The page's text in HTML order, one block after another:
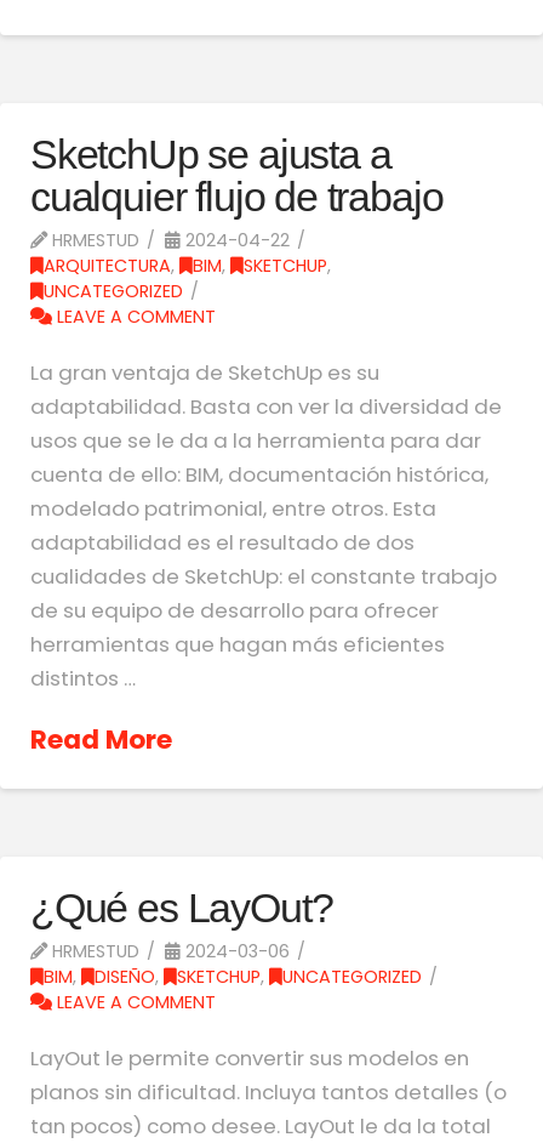
SketchUp se ajusta a
cualquier flujo de trabajo
HRMESTUD
2024-04-22
ARQUITECTURA, BIM, SKETCHUP,
UNCATEGORIZED
LEAVE A COMMENT
La gran ventaja de SketchUp es su
adaptabilidad. Basta con ver la diversidad de
usos que se le da a la herramienta para dar
cuenta de ello: BIM, documentación histórica,
modelado patrimonial, entre otros. Esta
adaptabilidad es el resultado de dos
cualidades de SketchUp: el constante trabajo
de su equipo de desarrollo para ofrecer
herramientas que hagan más eficientes
distintos …
Read More
¿Qué es LayOut?
HRMESTUD
2024-03-06
BIM, DISEÑO, SKETCHUP,
UNCATEGORIZED
LEAVE A COMMENT
LayOut le permite convertir sus modelos en
planos sin dificultad. Incluya tantos detalles (o
tan pocos) como desee. LayOut le da la total